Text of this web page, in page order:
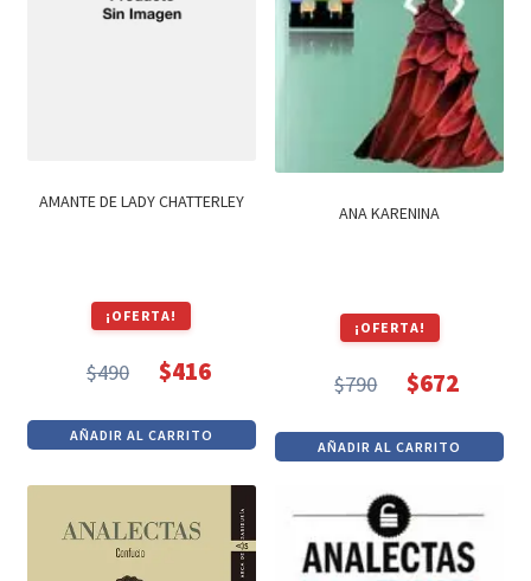
AMANTE DE LADY CHATTERLEY
¡OFERTA!
$490
precio
original
era:
$416
precio
actual
es:
AÑADIR AL CARRITO
ANA KARENINA
¡OFERTA!
$790
precio
original
era:
$790.
$672
precio
actual
es:
$672.
AÑADIR AL CARRITO